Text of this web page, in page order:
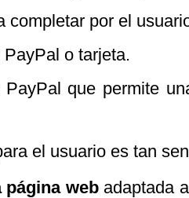
completar por el
o tarjeta.
PayPal que permite
el usuario es tan
página web adaptada